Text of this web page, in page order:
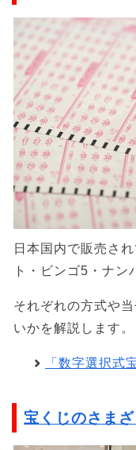
日本国内で販売さ
ト・ビンゴ5・ナン
それぞれの方式や
いかを解説します。
「数字選択式
宝くじのさま